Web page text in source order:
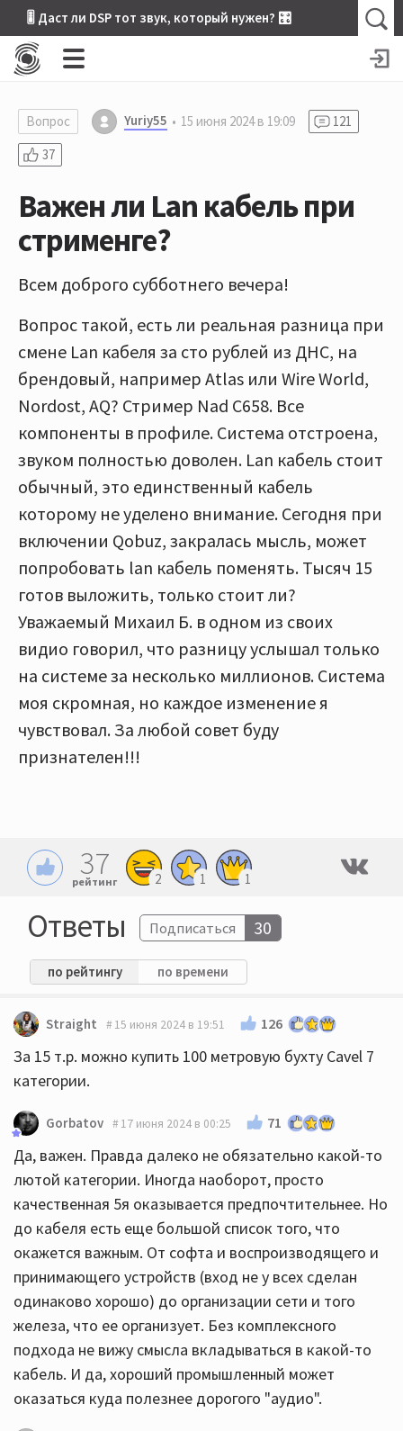
🎚 Даст ли DSP тот звук, который нужен? 🎛
Вопрос Yuriy55 15 июня 2024 в 19:09
121
37
Важен ли Lan кабель при
стрименге?
Всем доброго субботнего вечера!
Вопрос такой, есть ли реальная разница при
смене Lan кабеля за сто рублей из ДНС, на
брендовый, например Atlas или Wire World,
Nordost, AQ? Стример Nad C658. Все
компоненты в профиле. Система отстроена,
звуком полностью доволен. Lan кабель стоит
обычный, это единственный кабель
которому не уделено внимание. Сегодня при
включении Qobuz, закралась мысль, может
попробовать lan кабель поменять. Тысяч 15
готов выложить, только стоит ли?
Уважаемый Михаил Б. в одном из своих
видио говорил, что разницу услышал только
на системе за несколько миллионов. Система
моя скромная, но каждое изменение я
чувствовал. За любой совет буду
признателен!!!
37
рейтинг 2 1 1
Ответы Подписаться 30
по рейтингу по времени
Straight 15 июня 2024 в 19:51 126
За 15 т.р. можно купить 100 метровую бухту Cavel 7
категории.
Gorbatov 17 июня 2024 в 00:25 71
Да, важен. Правда далеко не обязательно какой-то
лютой категории. Иногда наоборот, просто
качественная 5я оказывается предпочтительнее. Но
до кабеля есть еще большой список того, что
окажется важным. От софта и воспроизводящего и
принимающего устройств (вход не у всех сделан
одинаково хорошо) до организации сети и того
железа, что ее организует. Без комплексного
подхода не вижу смысла вкладываться в какой-то
кабель. И да, хороший промышленный может
оказаться куда полезнее дорогого "аудио".